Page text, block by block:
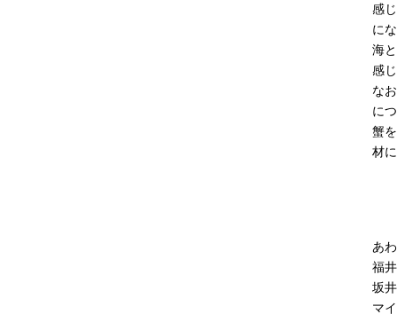
感
に
海
感
な
に
蟹
材
あ
福
坂
マ